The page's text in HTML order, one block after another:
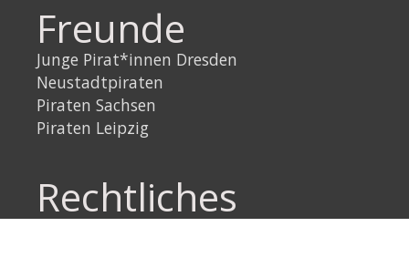
Freunde
Junge Pirat*innen Dresden
Neustadtpiraten
Piraten Sachsen
Piraten Leipzig
Rechtliches